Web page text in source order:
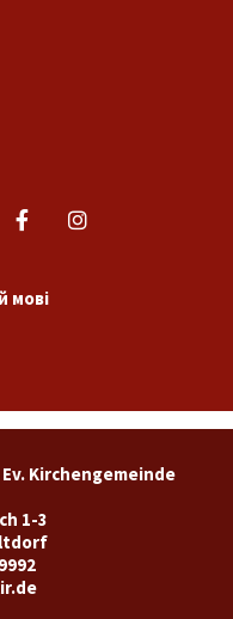
мові
Kirchengemeinde
1-3